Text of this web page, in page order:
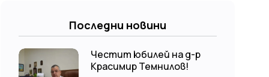
Последни новини
Честит юбилей на д-р
Красимир Темнилов!